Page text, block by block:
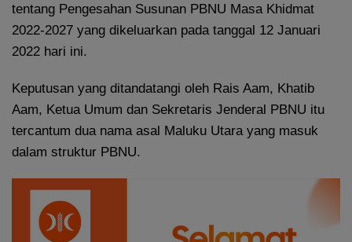
tentang Pengesahan Susunan PBNU Masa Khidmat
2022-2027 yang dikeluarkan pada tanggal 12 Januari
2022 hari ini.
Keputusan yang ditandatangi oleh Rais Aam, Khatib
Aam, Ketua Umum dan Sekretaris Jenderal PBNU itu
tercantum dua nama asal Maluku Utara yang masuk
dalam struktur PBNU.